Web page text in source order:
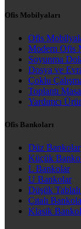
Ofis Mobilyaları
Ofis
Modern Ofis
Soyunma
Dosya ve
Çoklu
Toplantı
Yardımcı
Ofis Bankoları
Düz Bankolar
Küçük
L Bankolar
U Bankolar
Düşük
Çıtalı
Klasik